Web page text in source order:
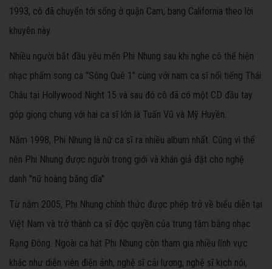
1993, cô đã chuyển tới sống ở quận Cam, bang California theo lời
khuyên này.
Nhiều người bắt đầu yêu mến Phi Nhung sau khi nghe cô thể hiện
nhạc phẩm song ca "Sông Quê 1" cùng với nam ca sĩ nổi tiếng Thái
Châu tại Hollywood Night 15 và sau đó cô đã có một CD đầu tay
góp giọng chung với hai ca sĩ lớn là Tuấn Vũ và Mỹ Huyền.
Năm 1998, Phi Nhung là nữ ca sĩ ra nhiều album nhất. Cũng vì thế
nên Phi Nhung được người trong giới và khán giả đặt cho nghệ
danh ''nữ hoàng băng dĩa''.
Từ năm 2005, Phi Nhung chính thức được phép trở về biểu diễn tại
Việt Nam và trở thành ca sĩ độc quyền của trung tâm băng nhạc
Rạng Đông. Ngoài ca hát Phi Nhung còn tham gia nhiều lĩnh vực
khác như diễn viên điện ảnh, nghệ sĩ cải lương, nghệ sĩ kịch nói,